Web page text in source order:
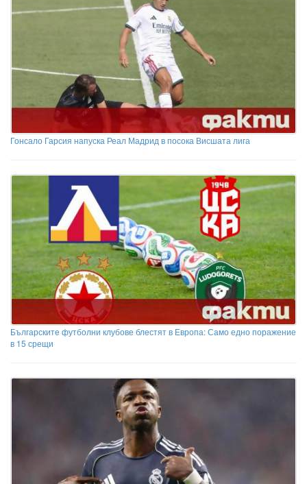
Гонсало Гарсия напуска Реал Мадрид в посока Висшата лига
Българските футболни клубове блестят в Европа: Само едно поражение
в 15 срещи